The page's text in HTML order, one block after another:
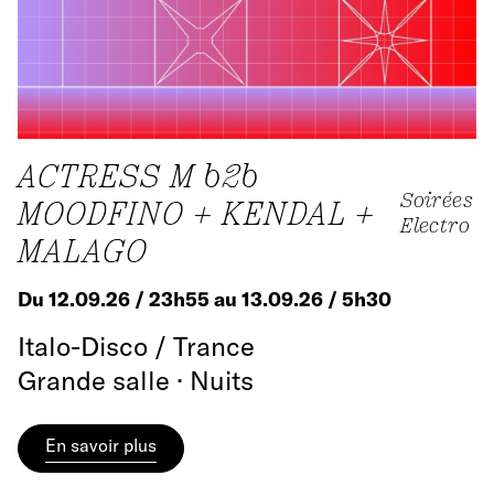
ACTRESS M b2b
MOODFINO + KENDAL +
MALAGO
Soirées
Electro
Du 12.09.26 / 23h55 au 13.09.26 / 5h30
Italo-Disco / Trance
Grande salle · Nuits
En savoir plus